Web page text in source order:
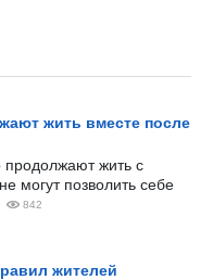
жить вместе после
продолжают жить с
могут позволить себе
842
жителей